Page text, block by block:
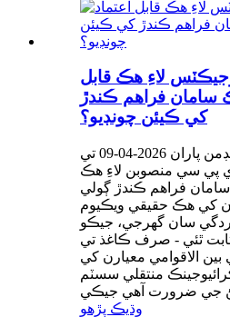
لاءِ هڪ قابل
سامان فراهم ڪندڙ
کي ڪيئن چونڊيو؟
پاران 2026-04-09 تي
پي سي منصوبن لاءِ هڪ
فراهم ڪندڙ ڳولي
کي هڪ حقيقي ويڪيوم
سان گهرجي، جيڪو
ٿئي - صرف ڪاغذ تي
بين الاقوامي معيارن کي
منتقلي سسٽم
وڌيڪ پڙهو